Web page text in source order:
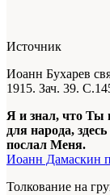
Источник
Иоанн Бухарев
1915. Зач. 39.
Я и знал, что Ты
для народа,
послал Меня.
Иоанн Дамаскин
Толкование на